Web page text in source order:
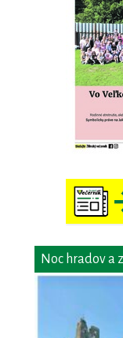
Noc hradov a